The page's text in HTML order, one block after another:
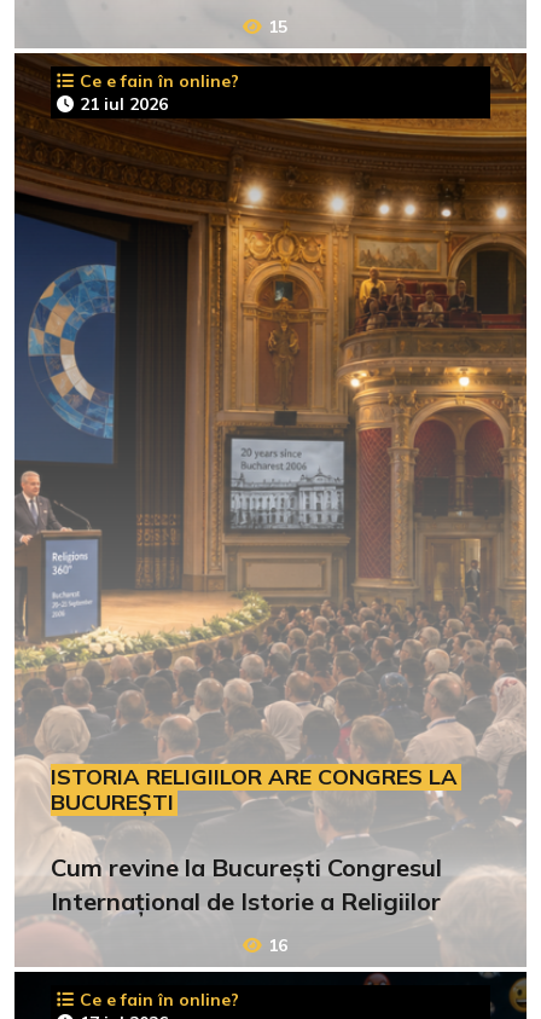
15
Ce e fain în online?
21 iul 2026
ISTORIA RELIGIILOR ARE CONGRES LA
BUCUREȘTI
Cum revine la București Congresul
Internațional de Istorie a Religiilor
16
Ce e fain în online?